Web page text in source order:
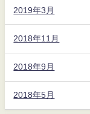
2019年3月
2018年11月
2018年9月
2018年5月